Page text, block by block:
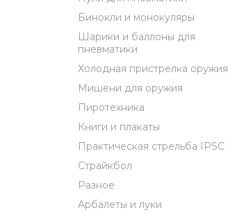
Бинокли и монокуляры
Шарики и баллоны для
пневматики
Холодная пристрелка оружия
Мишени для оружия
Пиротехника
Книги и плакаты
Практическая стрельба IPSC
Страйкбол
Разное
Арбалеты и луки